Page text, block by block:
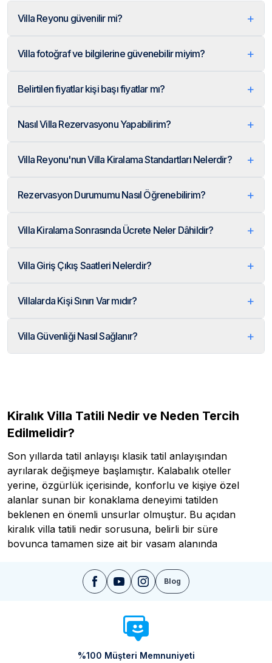
Villa Reyonu güvenilir mi? +
Villa fotoğraf ve bilgilerine güvenebilir miyim? +
Belirtilen fiyatlar kişi başı fiyatlar mı? +
Nasıl Villa Rezervasyonu Yapabilirim? +
Villa Reyonu'nun Villa Kiralama Standartları Nelerdir? +
Rezervasyon Durumumu Nasıl Öğrenebilirim? +
Villa Kiralama Sonrasında Ücrete Neler Dâhildir? +
Villa Giriş Çıkış Saatleri Nelerdir? +
Villalarda Kişi Sınırı Var mıdır? +
Villa Güvenliği Nasıl Sağlanır? +
Kiralık Villa Tatili Nedir ve Neden Tercih
Edilmelidir?
Son yıllarda tatil anlayışı klasik tatil anlayışından
ayrılarak değişmeye başlamıştır. Kalabalık oteller
yerine, özgürlük içerisinde, konforlu ve kişiye özel
alanlar sunan bir konaklama deneyimi tatilden
beklenen en önemli unsurlar olmuştur. Bu açıdan
kiralık villa tatili nedir sorusuna, belirli bir süre
boyunca tamamen size ait bir yaşam alanında
göre şekillendirebildiğiniz bir konaklama modelidir
şeklinde cevap verebiliriz. Otelde kaldığınızda otelin
tanımadığınız kişilerle paylaşırsınız. Havuza giriş
çıkış saatleri vardır ve kalabalık havuzlarda
Blog
%100 Müşteri Memnuniyeti